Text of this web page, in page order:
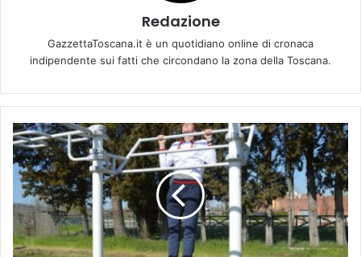
Redazione
GazzettaToscana.it è un quotidiano online di cronaca
indipendente sui fatti che circondano la zona della Toscana.
C
E
R
T
L
D
O